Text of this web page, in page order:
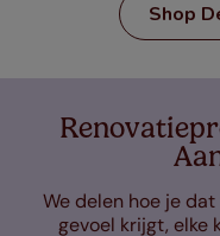
Shop
We delen hoe je
gevoel krijgt, elke